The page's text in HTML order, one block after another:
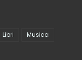
Libri
Musica